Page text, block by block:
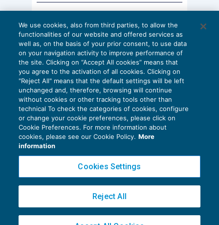
EU AI Act e studi professionali: le
scadenze concrete
27 Luglio 2026
di Diego BarberieStefano Dovier
Privacy Policy
Cookie Policy
Copyright 2016 ©Gruppo Euroconference S.p.A.v2.32.4
Piazza Luigi Einaudi, 10N01 - 20124 Milano - info@ecnews.it
We use cookies, also from third parties, to allow the
functionalities of our website and offered services as
well as, on the basis of your prior consent, to use data
on your navigation activity to improve performance of
the site. Clicking on “Accept All cookies” means that
you agree to the activation of all cookies. Clicking on
"Reject All" means that the default settings will be left
unchanged and, therefore, browsing will continue
without cookies or other tracking tools other than
technical To check the categories of cookies, configure
or change your cookie preferences, please click on
Cookie Preferences. For more information about
cookies, please see our Cookie Policy. More
information
Cookies Settings
Reject All